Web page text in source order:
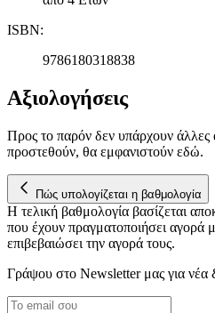
μας επεξεργαζόμαστε προσωπικά
διεύθυνση IP σας,
στη συσκευή σας, με σκοπό την
διαφημίσεων και περιεχομένου, τις
μας και την ανάπτυξη προϊόντων.
πληροφορίες σχετικά με την από
τοποθεσίας μας στους συνεργάτες
δικτύωσης, διαφημίσεων και
ISBN:
9786180318838
Αξιολογήσεις
Προς το παρόν δεν υπάρχουν άλλες
προστεθούν, θα εμφανιστούν εδώ.
Πώς υπολογίζεται η βαθμολογία
Η τελική βαθμολογία βασίζεται
που έχουν πραγματοποιήσει
επιβεβαιώσει την αγορά τους.
Γράψου στο Νewsletter μας για νέα